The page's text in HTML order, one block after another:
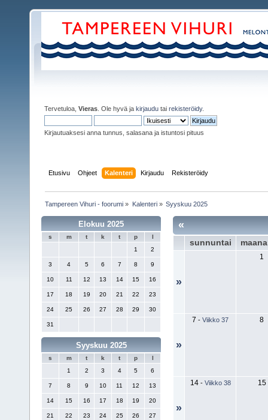
Tervetuloa, Vieras . Ole hyvä ja kirjaudu tai rekisteröidy.
Kirjautuaksesi anna tunnus, salasana ja istuntosi pituus
Etusivu Ohjeet Kalenteri Kirjaudu Rekisteröidy
Tampereen Vihuri - foorumi » Kalenteri» Syyskuu 2025
Elokuu 2025
s m t k t p
l
1
2
3 4 5 6 7 8 9
10 11 12 13 14 15 16
17 18 19 20 21 22 23
24 25 26 27 28 29 30
31
Syyskuu 2025
s m t k t p
l
1
2 3 4 5 6
7 8 9 10 11 12 13
14 15 16 17 18 19 20
21 22 23 24 25 26 27
«
sunnuntai
»
1
»
7 - Viikko 37 8
»
14- Viikko 38 15